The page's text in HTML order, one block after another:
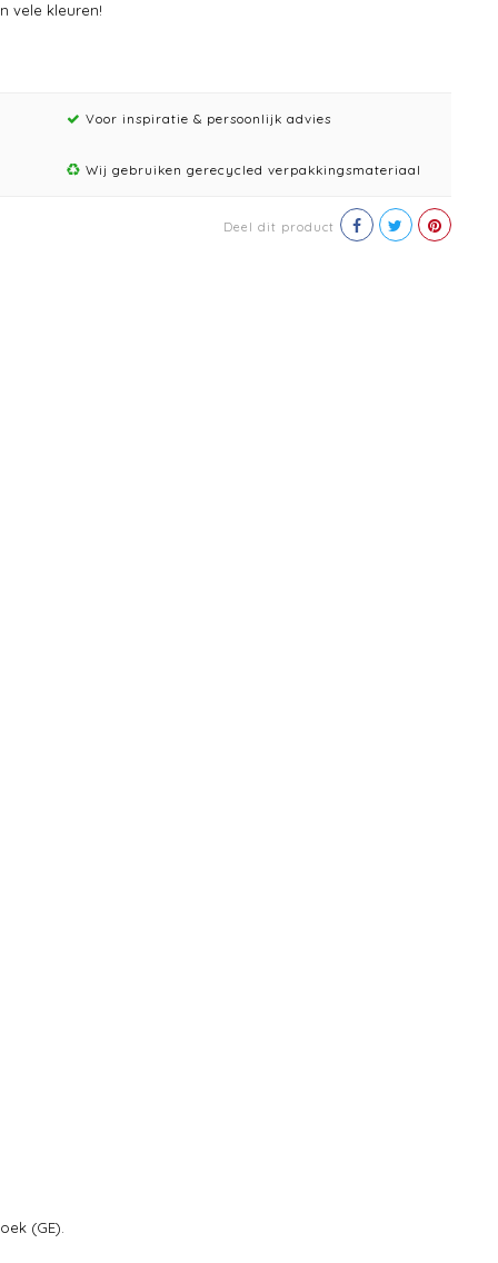
vele kleuren!
Voor inspiratie & persoonlijk advies
Wij gebruiken gerecycled verpakkingsmateriaal
Deel dit product
(GE).